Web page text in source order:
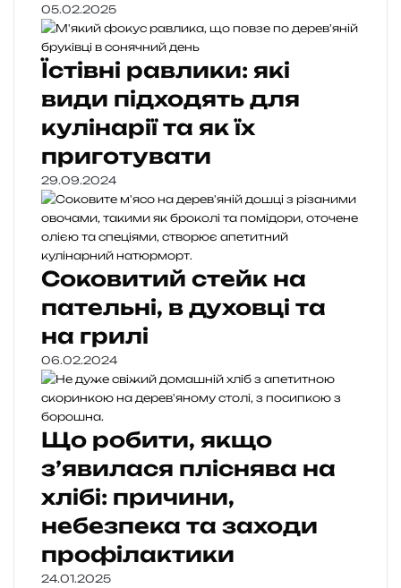
05.02.2025
Їстівні равлики: які
види підходять для
кулінарії та як їх
приготувати
29.09.2024
Соковитий стейк на
пательні, в духовці та
на грилі
06.02.2024
Що робити, якщо
з’явилася пліснява на
хлібі: причини,
небезпека та заходи
профілактики
24.01.2025